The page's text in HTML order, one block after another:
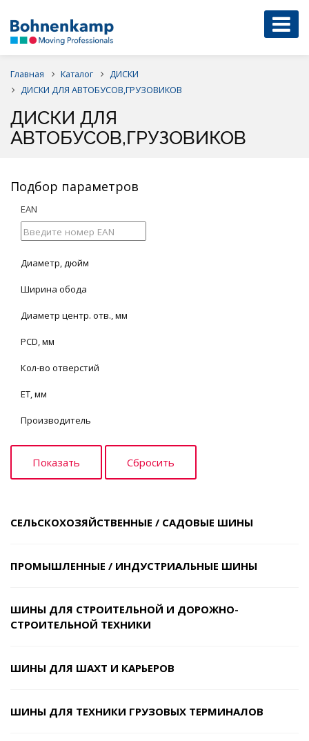
Главная Каталог
ДИСКИ
ДИСКИ ДЛЯ АВТОБУСОВ,ГРУЗОВИКОВ
ДИСКИ ДЛЯ
АВТОБУСОВ,ГРУЗОВИКОВ
Подбор параметров
EAN
Диаметр, дюйм
Ширина обода
Диаметр центр. отв., мм
PCD, мм
Кол-во отверстий
ET, мм
Производитель
СЕЛЬСКОХОЗЯЙСТВЕННЫЕ / САДОВЫЕ ШИНЫ
ПРОМЫШЛЕННЫЕ / ИНДУСТРИАЛЬНЫЕ ШИНЫ
ШИНЫ ДЛЯ СТРОИТЕЛЬНОЙ И ДОРОЖНО-
СТРОИТЕЛЬНОЙ ТЕХНИКИ
ШИНЫ ДЛЯ ШАХТ И КАРЬЕРОВ
ШИНЫ ДЛЯ ТЕХНИКИ ГРУЗОВЫХ ТЕРМИНАЛОВ